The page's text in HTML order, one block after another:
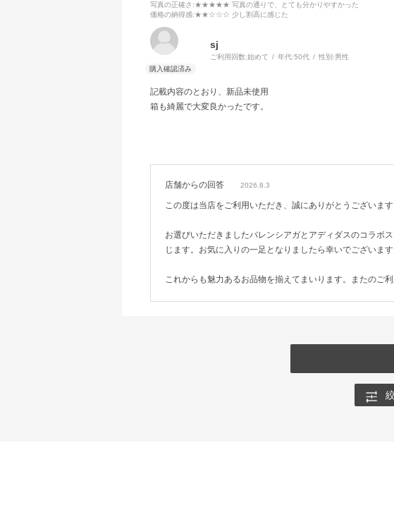
写真の正確さ :★★★★★ 写真の通りで、とても分かりやすかった
価格の納得感:★★☆☆☆ 少し割高に感じた
sj
ご利用回数:始めて 年代:50代 性別:男性
記載内容のとおり、新品未使用
箱も綺麗で大変良かったです。
店舗からの回答 2026.8.3
この度は当店をご利用いただき、誠にありがとうございます
お選びいただきましたバレンシアガとアディダスのコラボ
じます。お気に入りの一足となりましたら幸いでございます
これからも魅力あるお品物を揃えてまいります。またのご